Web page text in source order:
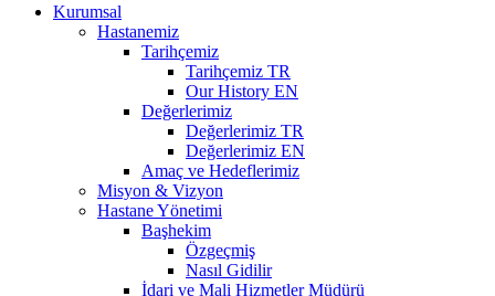
Kurumsal
Hastanemiz
Tarihçemiz
Tarihçemiz TR
Our History EN
Değerlerimiz
Değerlerimiz TR
Değerlerimiz EN
Amaç ve Hedeflerimiz
Misyon & Vizyon
Hastane Yönetimi
Başhekim
Özgeçmiş
Nasıl Gidilir
İdari ve Mali Hizmetler Müdürü